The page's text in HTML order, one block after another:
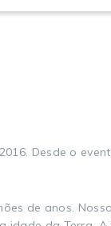
Desde o
de anos.